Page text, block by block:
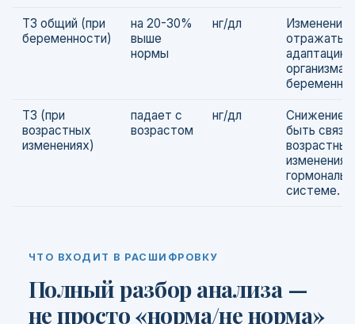
Т3 общий (при
беременности)
на 20-30%
выше
нормы
нг/дл
Изменения
отражать
адаптацию
организма к
Т3 (при
возрастных
изменениях)
падает с
возрастом
нг/дл
Снижение
быть
системе.
ЧТО ВХОДИТ В РАСШИФРОВКУ
Полный разбор анализа —
не просто «норма/не норма»